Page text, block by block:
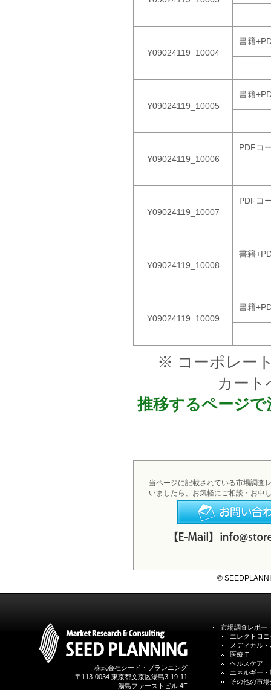
Y09024119_10004
書籍
Y09024119_10005
書籍
Y09024119_10006
PDFコ
Y09024119_10007
PDFコ
Y09024119_10008
書籍
Y09024119_10009
書籍
※ コーポレー
カー
推移するページで
当ページに記載されている市場調査
いましたら、お気軽にご相談・お申
©
株式会社シード・プランニング
〒113-0034 東京都文京区湯島3-19-11
湯島ファーストビル 4F
市場調査レポー
エレクトロ
メディカル
医療IT
ヘルスケア
エネルギー
その他の市